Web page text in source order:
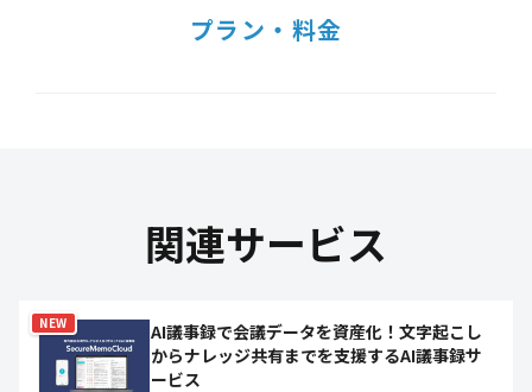
プラン・料金
関連サービス
NEW
AI議事録で会議データを資産化！文字起こし
からナレッジ共有までを支援するAI議事録サ
ービス